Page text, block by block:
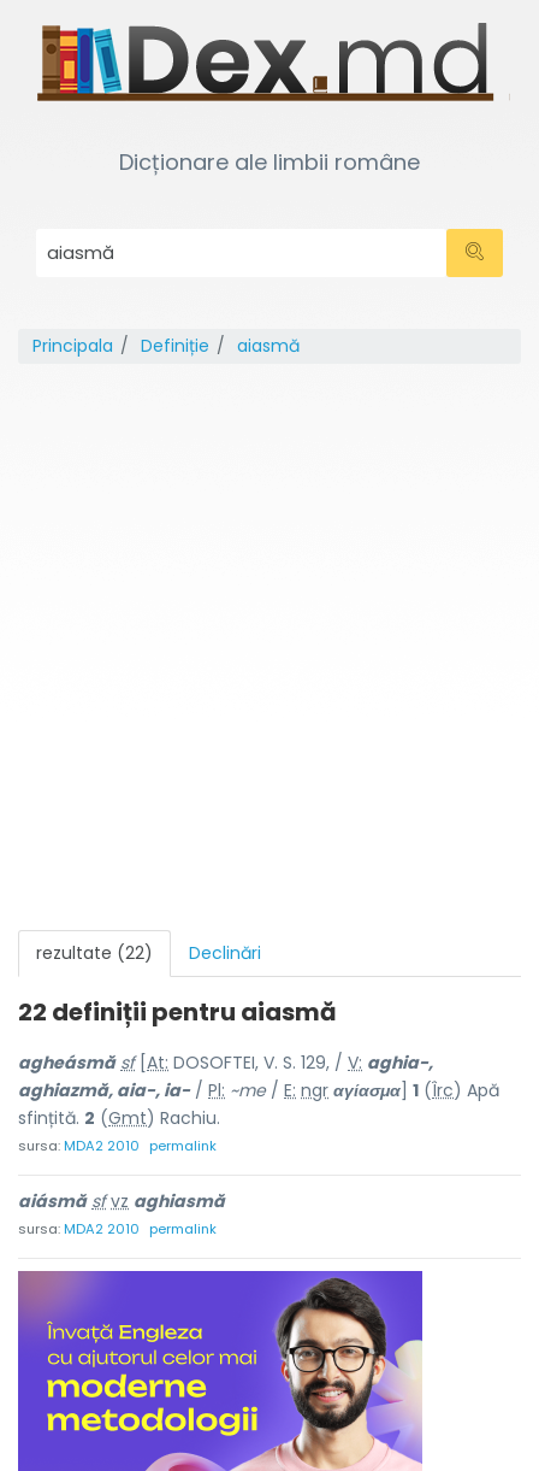
Dicționare ale limbii române
Principala Definiție aiasmă
rezultate (22) Declinări
22 definiții pentru aiasmă
agheásmă sf[ At: DOSOFTEI, V. S. 129, / V: aghia-,
aghiazmă, aia-, ia-/ Pl: ~me/ E: ngr αγίασμα 1 (Îrc) Apă
sfințită. 2 (Gmt) Rachiu.
sursa:MDA2 2010 permalink
aiásmă sf vz aghiasmă
sursa:MDA2 2010 permalink